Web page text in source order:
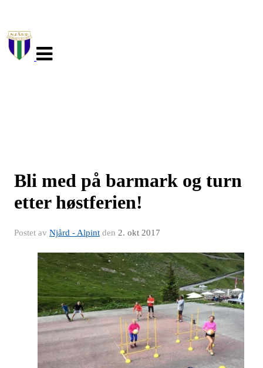
navigasjon
Bli med på barmark og turn
etter høstferien!
Postet av Njård - Alpint den 2. okt 2017